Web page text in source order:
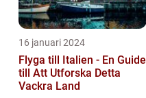
16 januari 2024
Flyga till Italien - En Guide
till Att Utforska Detta
Vackra Land